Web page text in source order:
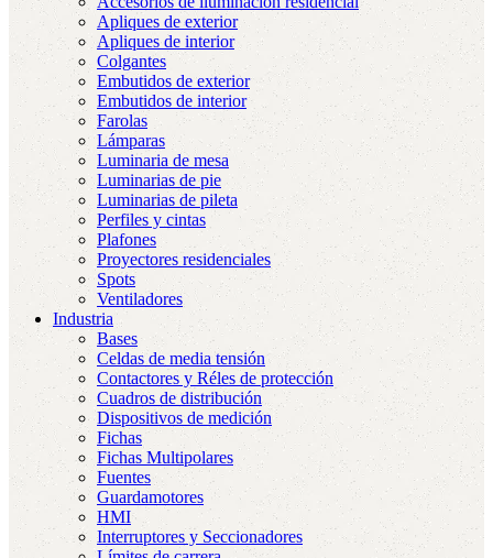
Apliques de exterior
Apliques de interior
Colgantes
Embutidos de exterior
Embutidos de interior
Farolas
Lámparas
Luminaria de mesa
Luminarias de pie
Luminarias de pileta
Perfiles y cintas
Plafones
Proyectores residenciales
Spots
Ventiladores
Industria
Bases
Celdas de media tensión
Contactores y Réles de protección
Cuadros de distribución
Dispositivos de medición
Fichas
Fichas Multipolares
Fuentes
Guardamotores
HMI
Interruptores y Seccionadores